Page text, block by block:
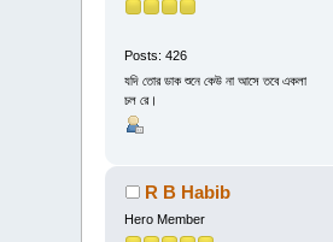
Posts: 426
যদি তোর ডাক শুনে কেউ না আসে তবে একলা
চল রে।
R B Habib
Hero Member